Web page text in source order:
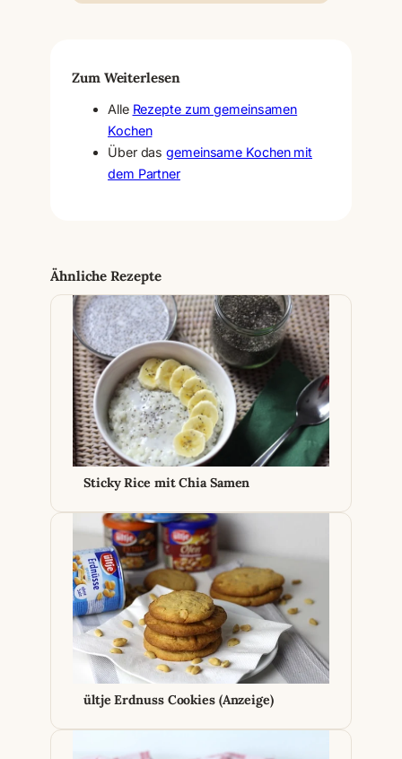
Zum Weiterlesen
Alle Rezepte zum gemeinsamen
Kochen
Über dasgemeinsame Kochen mit
dem Partner
Ähnliche Rezepte
Sticky Rice mit Chia Samen
ültje Erdnuss Cookies (Anzeige)